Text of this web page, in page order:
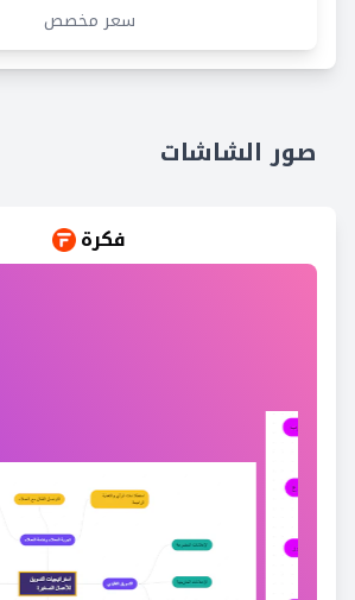
سعر مخصص
صور الشاشات
فكرة